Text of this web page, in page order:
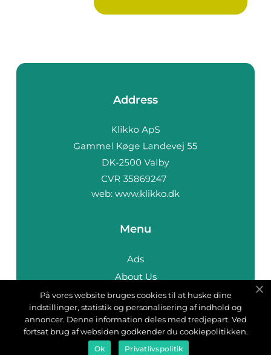
Address
web: www.klikko.dk
Menu
Ads
About Us
Cookies
Contact
Sitemap
På vores website bruges cookies til at huske dine
indstillinger, statistik og personalisering af indhold og
annoncer. Denne information deles med tredjepart. Ved
fortsat brug af websiden godkender du cookiepolitikken.
Ok Privatlivspolitik